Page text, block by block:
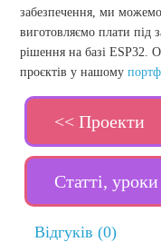
забезпечення, ми
виготовляємо плати під
рішення на базі ESP32.
проєктів у нашому
<< Проекти
Статті,
Відгуків (0)